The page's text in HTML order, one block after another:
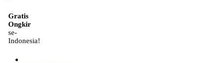
Gratis
Ongkir
se-
Indonesia!